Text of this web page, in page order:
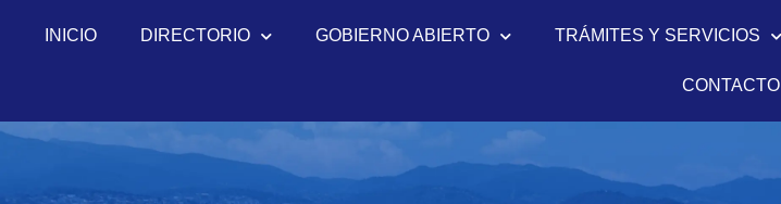
INICIO DIRECTORIO GOBIERNO ABIERTO TRÁMITES Y SERVICIOS
CONTACTO